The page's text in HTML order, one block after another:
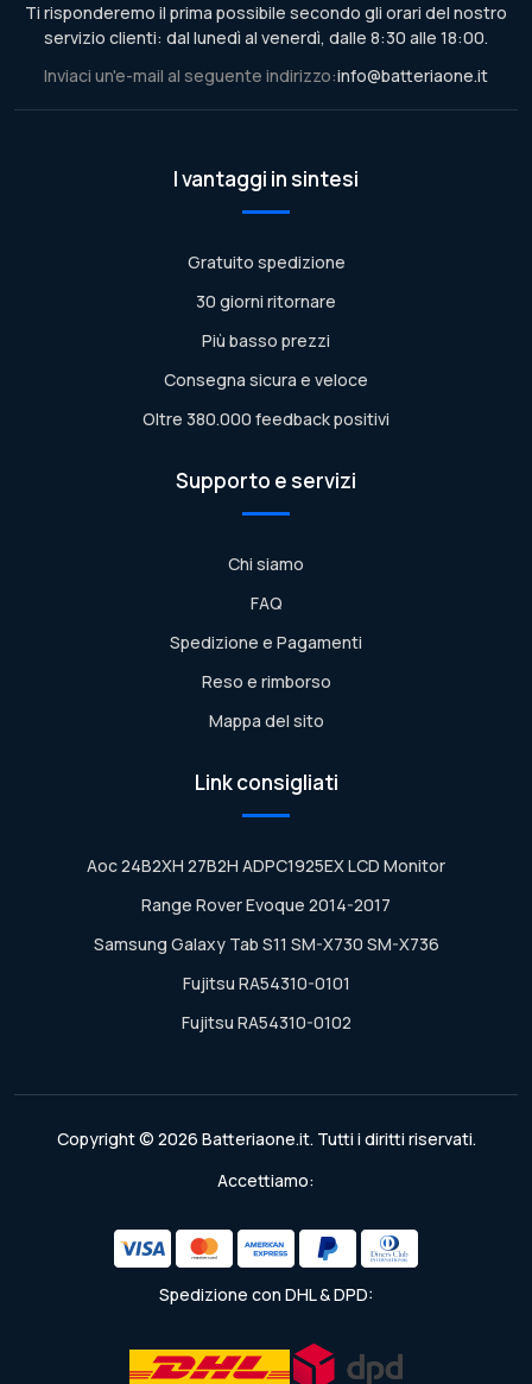
Ti risponderemo il prima possibile secondo gli orari del nostro
servizio clienti: dal lunedì al venerdì, dalle 8:30 alle 18:00.
Inviaci un'e-mail al seguente indirizzo:info@batteriaone.it
I vantaggi in sintesi
Gratuito spedizione
30 giorni ritornare
Più basso prezzi
Consegna sicura e veloce
Oltre 380.000 feedback positivi
Supporto e servizi
Chi siamo
FAQ
Spedizione e Pagamenti
Reso e rimborso
Mappa del sito
Link consigliati
Aoc 24B2XH 27B2H ADPC1925EX LCD Monitor
Range Rover Evoque 2014-2017
Samsung Galaxy Tab S11 SM-X730 SM-X736
Fujitsu RA54310-0101
Fujitsu RA54310-0102
Copyright © 2026 Batteriaone.it. Tutti i diritti riservati.
Accettiamo:
Spedizione con DHL & DPD: